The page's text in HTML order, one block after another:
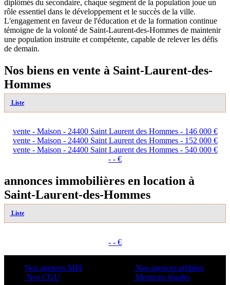
diplômés du secondaire, chaque segment de la population joue un
rôle essentiel dans le développement et le succès de la ville.
L'engagement en faveur de l'éducation et de la formation continue
témoigne de la volonté de Saint-Laurent-des-Hommes de maintenir
une population instruite et compétente, capable de relever les défis
de demain.
Nos biens en vente à Saint-Laurent-des-
Hommes
Liste
vente - Maison - 24400 Saint Laurent des Hommes - 146 000 €
vente - Maison - 24400 Saint Laurent des Hommes - 152 000 €
vente - Maison - 24400 Saint Laurent des Hommes - 540 000 €
- - €
annonces immobilières en location à
Saint-Laurent-des-Hommes
Liste
- - €
Nos agences MPI
Nos CGU
Nos agences affiliées
Mentions légales